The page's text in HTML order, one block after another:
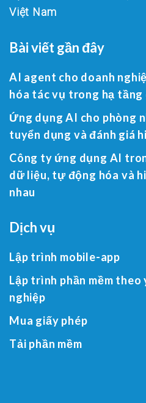
Việt Nam
Bài viết gần đây
AI agent cho doanh
hóa tác vụ trong hạ tầng
Ứng dụng AI cho phòng
tuyển dụng và đánh giá
Công ty ứng dụng AI
dữ liệu, tự động hóa và
nhau
Dịch vụ
Lập trình mobile-app
Lập trình phần mềm theo
nghiệp
Mua giấy phép
Tải phần mềm